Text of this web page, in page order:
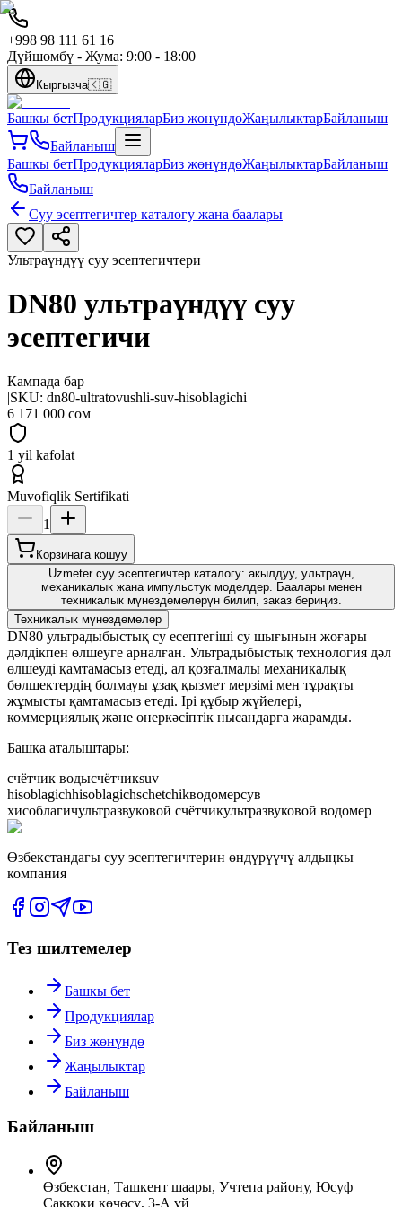
+998 98 111 61 16
Дүйшөмбү - Жума: 9:00 - 18:00
Кыргызча🇰🇬
Башкы бетПродукцияларБиз жөнүндөЖаңылыктарБайланыш
Байланыш
Башкы бетПродукцияларБиз жөнүндөЖаңылыктарБайланыш
Байланыш
Суу эсептегичтер каталогу жана баалары
Ультраүндүү суу эсептегичтери
DN80 ультраүндүү суу
эсептегичи
Кампада бар
|SKU: dn80-ultratovushli-suv-hisoblagichi
6 171 000 сом
1 yil kafolat
Muvofiqlik Sertifikati
1
Корзинага кошуу
Uzmeter суу эсептегичтер каталогу: акылдуу, ультраүн,
механикалык жана импульстук моделдер. Баалары менен
техникалык мүнөздөмөлөрүн билип, заказ бериңиз.
Техникалык мүнөздөмөлөр
DN80 ультрадыбыстық су есептегіші су шығынын жоғары
дәлдікпен өлшеуге арналған. Ультрадыбыстық технология дәл
өлшеуді қамтамасыз етеді, ал қозғалмалы механикалық
бөлшектердің болмауы ұзақ қызмет мерзімі мен тұрақты
жұмысты қамтамасыз етеді. Ірі құбыр жүйелері,
коммерциялық және өнеркәсіптік нысандарға жарамды.
Башка аталыштары:
счётчик водысчётчикsuv
hisoblagichhisoblagichschetchikводомерсув
хисоблагичультразвуковой счётчикультразвуковой водомер
Өзбекстандагы суу эсептегичтерин өндүрүүчү алдыңкы
компания
Тез шилтемелер
Башкы бет
Продукциялар
Биз жөнүндө
Жаңылыктар
Байланыш
Байланыш
Өзбекстан, Ташкент шаары, Учтепа району, Юсуф
Саккоки көчөсү, 3-А үй